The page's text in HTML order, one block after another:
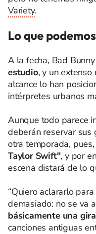
Variety.
Lo que
A la fecha, Bad
estudio, y un extenso
alcance lo han
intérpretes urbanos
Aunque todo parece
deberán reservar sus
otra temporada,
Taylor Swift", y por
escena distará de lo
“Quiero aclararlo
demasiado: no se va
básicamente una
canciones antiguas